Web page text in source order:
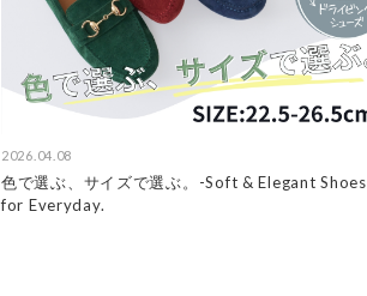
2026.04.08
色で選ぶ、サイズで選ぶ。-Soft & Elegant Shoes
for Everyday.